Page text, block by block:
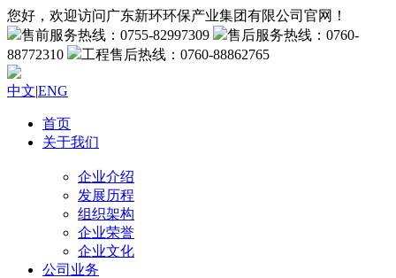
您好，欢迎访问广东新环环保产业集团有限公司官网！
售前服务热线：0755-82997309
售后服务热线：0760-
88772310
工程售后热线：0760-88862765
中文|ENG
首页
关于我们
企业介绍
发展历程
组织架构
企业荣誉
企业文化
公司业务